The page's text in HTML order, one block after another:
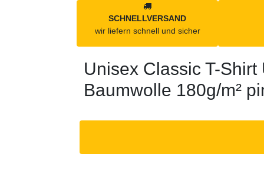
SCHNELLVERSAND
wir liefern schnell und sicher
Unisex Classic T-
Baumwolle 180g/m²